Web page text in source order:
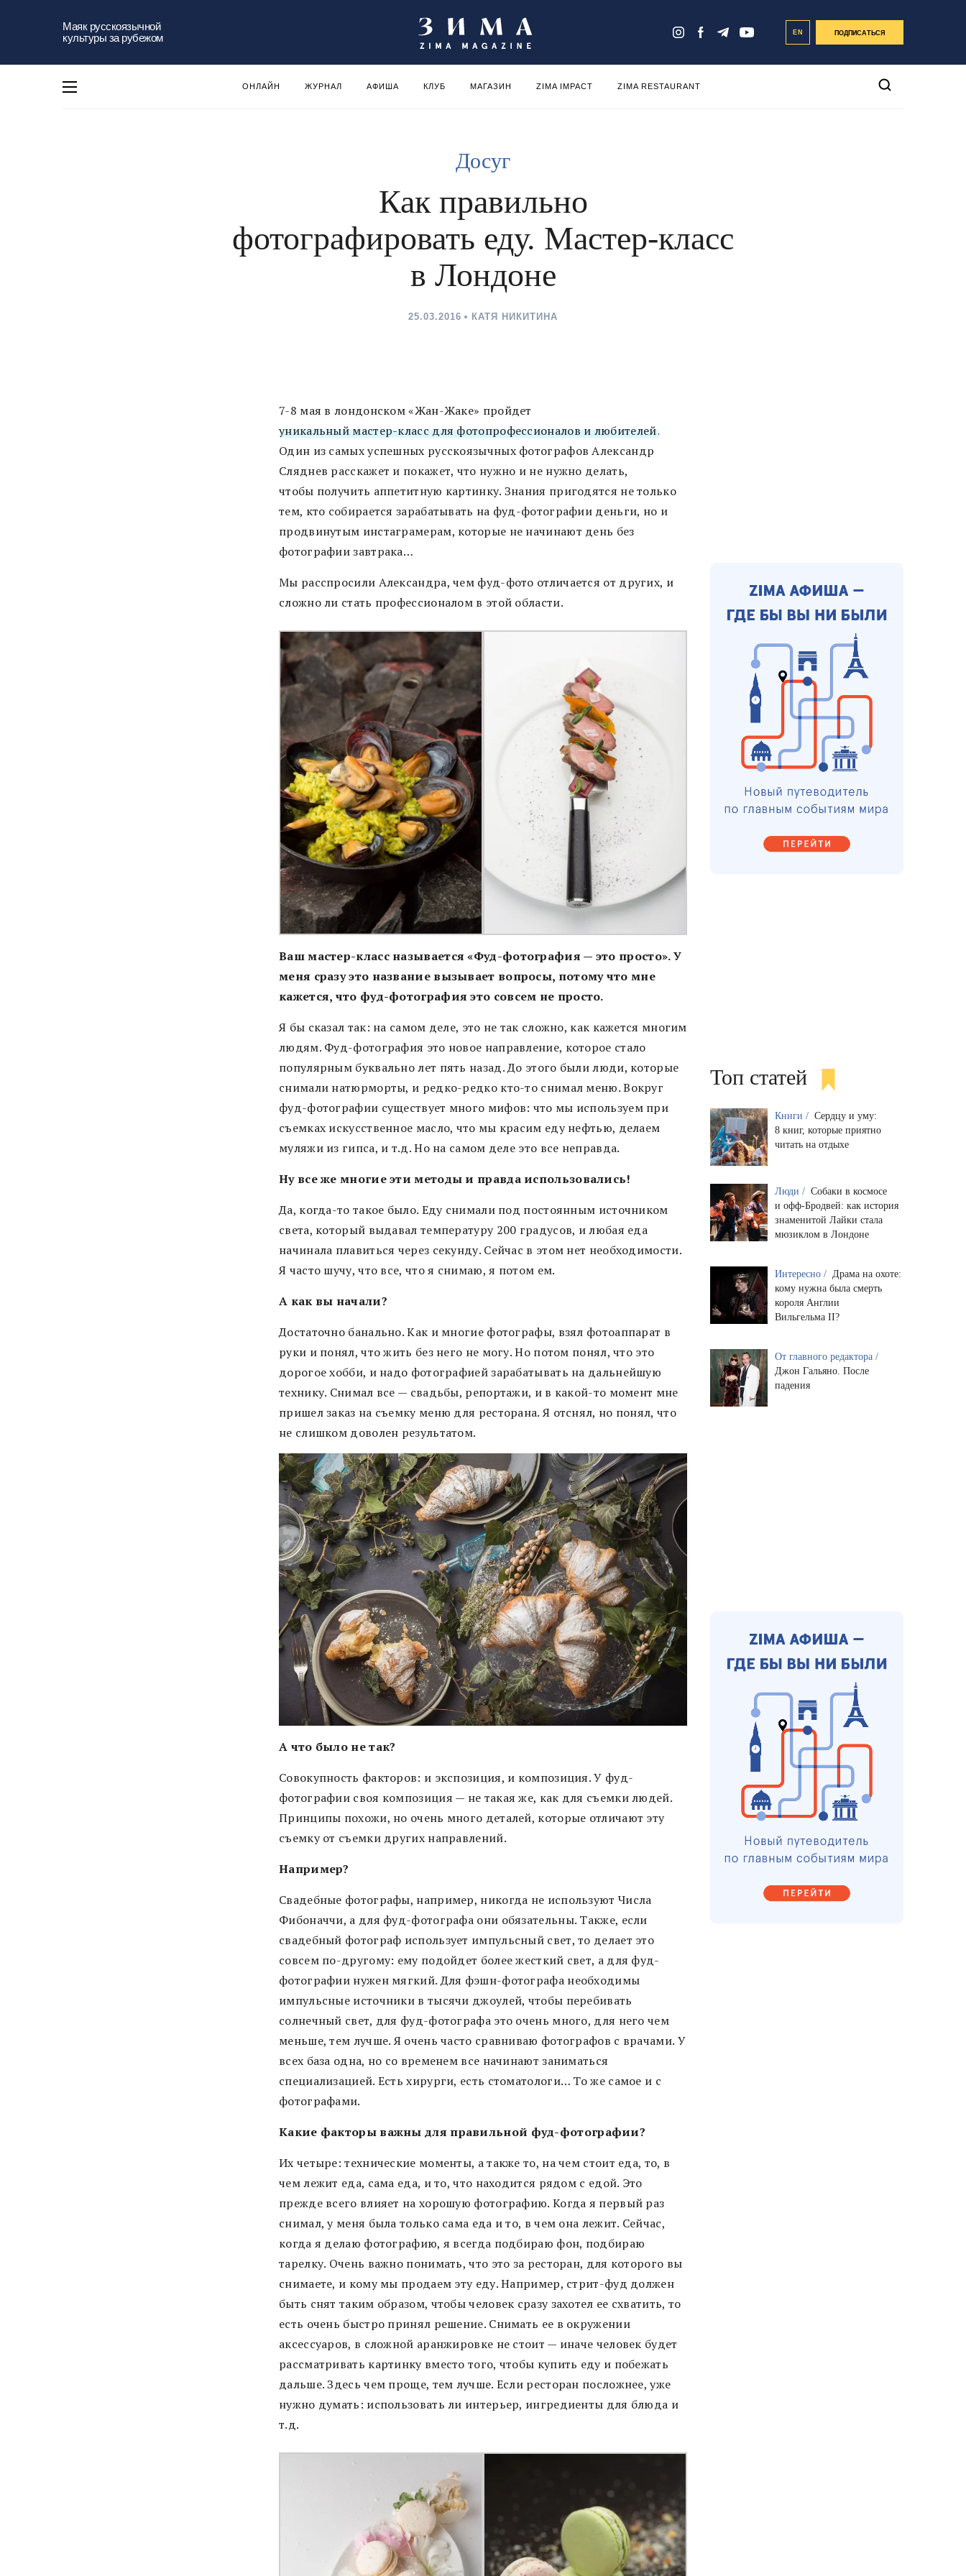
Маяк русскоязычной
культуры за рубежом
EN ПОДПИСАТЬСЯ
ОНЛАЙН ЖУРНАЛ АФИША КЛУБ МАГАЗИН ZIMA IMPACT ZIMA RESTAURANT
Досуг
Как правильно
фотографировать еду. Мастер-класс
в Лондоне
25.03.2016 КАТЯ НИКИТИНА
7-8 мая в лондонском «Жан-Жаке» пройдет
уникальный мастер-класс для фотопрофессионалов и любителей.
Один из самых успешных русскоязычных фотографов Александр
Сляднев расскажет и покажет, что нужно и не нужно делать,
чтобы получить аппетитную картинку. Знания пригодятся не только
тем, кто собирается зарабатывать на фуд-фотографии деньги, но и
продвинутым инстаграмерам, которые не начинают день без
фотографии завтрака…
Мы расспросили Александра, чем фуд-фото отличается от других, и
сложно ли стать профессионалом в этой области.
Ваш мастер-класс называется «Фуд-фотография — это просто». У
меня сразу это название вызывает вопросы, потому что мне
кажется, что фуд-фотография это совсем не просто.
Я бы сказал так: на самом деле, это не так сложно, как кажется многим
людям. Фуд-фотография это новое направление, которое стало
популярным буквально лет пять назад. До этого были люди, которые
снимали натюрморты, и редко-редко кто-то снимал меню. Вокруг
фуд-фотографии существует много мифов: что мы используем при
съемках искусственное масло, что мы красим еду нефтью, делаем
муляжи из гипса, и т.д. Но на самом деле это все неправда.
Ну все же многие эти методы и правда использовались!
Да, когда-то такое было. Еду снимали под постоянным источником
света, который выдавал температуру 200 градусов, и любая еда
начинала плавиться через секунду. Сейчас в этом нет необходимости.
Я часто шучу, что все, что я снимаю, я потом ем.
А как вы начали?
Достаточно банально. Как и многие фотографы, взял фотоаппарат в
руки и понял, что жить без него не могу. Но потом понял, что это
дорогое хобби, и надо фотографией зарабатывать на дальнейшую
технику. Снимал все — свадьбы, репортажи, и в какой-то момент мне
пришел заказ на съемку меню для ресторана. Я отснял, но понял, что
не слишком доволен результатом.
А что было не так?
Совокупность факторов: и экспозиция, и композиция. У фуд-
фотографии своя композиция — не такая же, как для съемки людей.
Принципы похожи, но очень много деталей, которые отличают эту
съемку от съемки других направлений.
Например?
Свадебные фотографы, например, никогда не используют Числа
Фибоначчи, а для фуд-фотографа они обязательны. Также, если
свадебный фотограф использует импульсный свет, то делает это
совсем по-другому: ему подойдет более жесткий свет, а для фуд-
фотографии нужен мягкий. Для фэшн-фотографа необходимы
импульсные источники в тысячи джоулей, чтобы перебивать
солнечный свет, для фуд-фотографа это очень много, для него чем
меньше, тем лучше. Я очень часто сравниваю фотографов с врачами. У
всех база одна, но со временем все начинают заниматься
специализацией. Есть хирурги, есть стоматологи… То же самое и с
фотографами.
Какие факторы важны для правильной фуд-фотографии?
Их четыре: технические моменты, а также то, на чем стоит еда, то, в
чем лежит еда, сама еда, и то, что находится рядом с едой. Это
прежде всего влияет на хорошую фотографию. Когда я первый раз
снимал, у меня была только сама еда и то, в чем она лежит. Сейчас,
когда я делаю фотографию, я всегда подбираю фон, подбираю
тарелку. Очень важно понимать, что это за ресторан, для которого вы
снимаете, и кому мы продаем эту еду. Например, стрит-фуд должен
быть снят таким образом, чтобы человек сразу захотел ее схватить, то
есть очень быстро принял решение. Снимать ее в окружении
аксессуаров, в сложной аранжировке не стоит — иначе человек будет
рассматривать картинку вместо того, чтобы купить еду и побежать
дальше. Здесь чем проще, тем лучше. Если ресторан посложнее, уже
нужно думать: использовать ли интерьер, ингредиенты для блюда и
т.д.
Топ статей
Книги / Сердцу и уму:
8 книг, которые приятно
читать на отдыхе
Люди / Собаки в космосе
и офф-Бродвей: как история
знаменитой Лайки стала
мюзиклом в Лондоне
Интересно / Драма на охоте:
кому нужна была смерть
короля Англии
Вильгельма II?
От главного редактора /
Джон Гальяно. После
падения